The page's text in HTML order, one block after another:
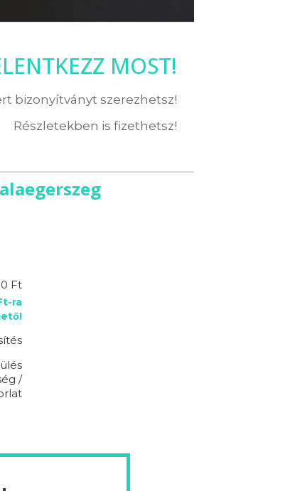
MOST!
bizonyítványt szerezhetsz!
Részletekben is fizethetsz!
Ft
ra
/